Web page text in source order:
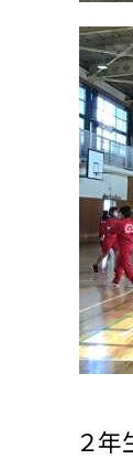
２年